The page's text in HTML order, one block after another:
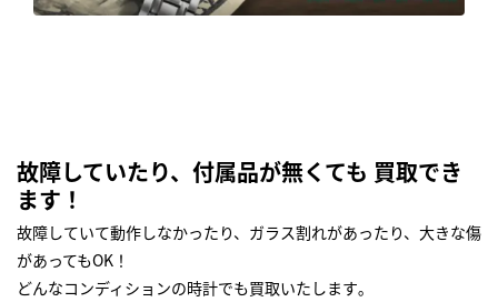
故障していたり、付属品が無くても 買取でき
ます！
故障していて動作しなかったり、ガラス割れがあったり、大きな傷
があってもOK！
どんなコンディションの時計でも買取いたします｡